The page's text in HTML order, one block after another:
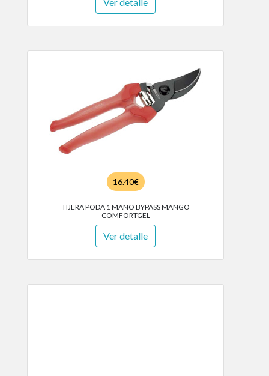
16.40€
TIJERA PODA 1 MANO BYPASS MANGO
COMFORTGEL
Ver detalle